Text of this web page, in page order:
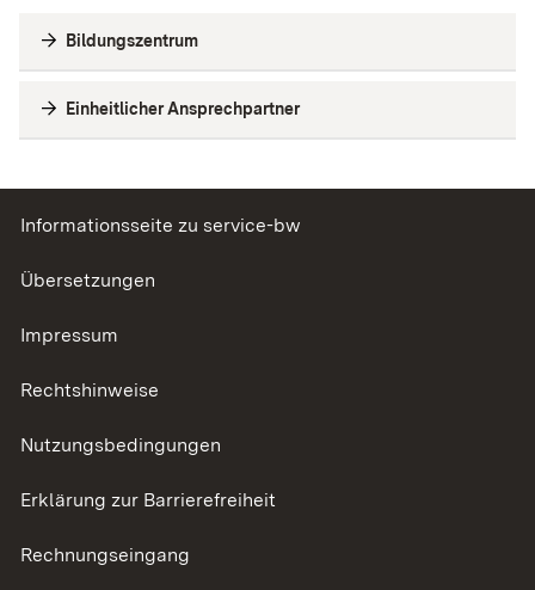
Bildungszentrum
Einheitlicher Ansprechpartner
Informationsseite zu service-bw
Übersetzungen
Impressum
Rechtshinweise
Nutzungsbedingungen
Erklärung zur Barrierefreiheit
Rechnungseingang